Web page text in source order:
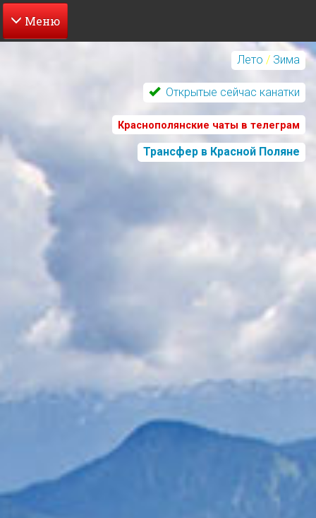
Перейти
Лето / Зима
Открытые сейчас канатки
Краснополянские чаты в телеграм
Трансфер в Красной Поляне